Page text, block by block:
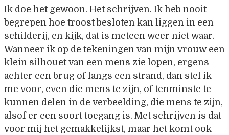
Ik doe het gewoon. Het schrijven. Ik heb nooit
begrepen hoe troost besloten kan liggen in een
schilderij, en kijk, dat is meteen weer niet waar.
Wanneer ik op de tekeningen van mijn vrouw een
klein silhouet van een mens zie lopen, ergens
achter een brug of langs een strand, dan stel ik
me voor, even die mens te zijn, of tenminste te
kunnen delen in de verbeelding, die mens te zijn,
alsof er een soort toegang is. Met schrijven is dat
voor mij het gemakkelijkst, maar het komt ook